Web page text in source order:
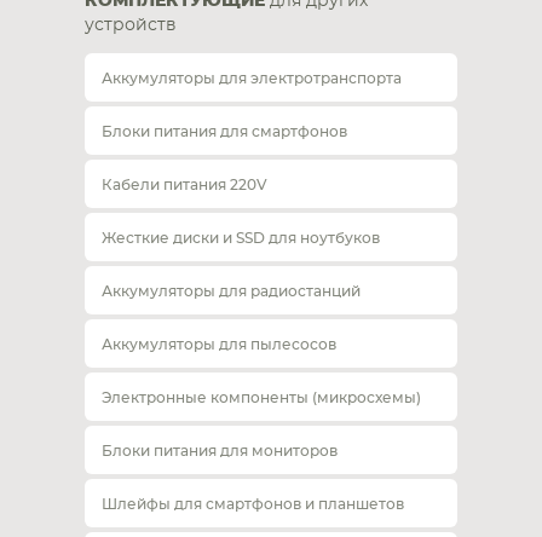
устройств
Аккумуляторы для электротранспорта
Блоки питания для смартфонов
Кабели питания 220V
Жесткие диски и SSD для ноутбуков
Аккумуляторы для радиостанций
Аккумуляторы для пылесосов
Электронные компоненты (микросхемы)
Блоки питания для мониторов
Шлейфы для смартфонов и планшетов